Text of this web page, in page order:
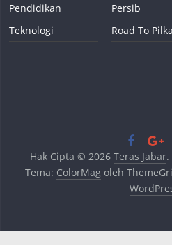
Pendidikan
Teknologi
Persib
Road To
Hak Cipta © 2026 Teras Jabar.
Tema: ColorMagoleh